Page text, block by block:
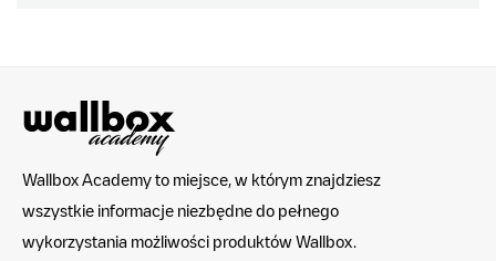
Wallbox Academy to miejsce, w którym znajdziesz
wszystkie informacje niezbędne do pełnego
wykorzystania możliwości produktów Wallbox.